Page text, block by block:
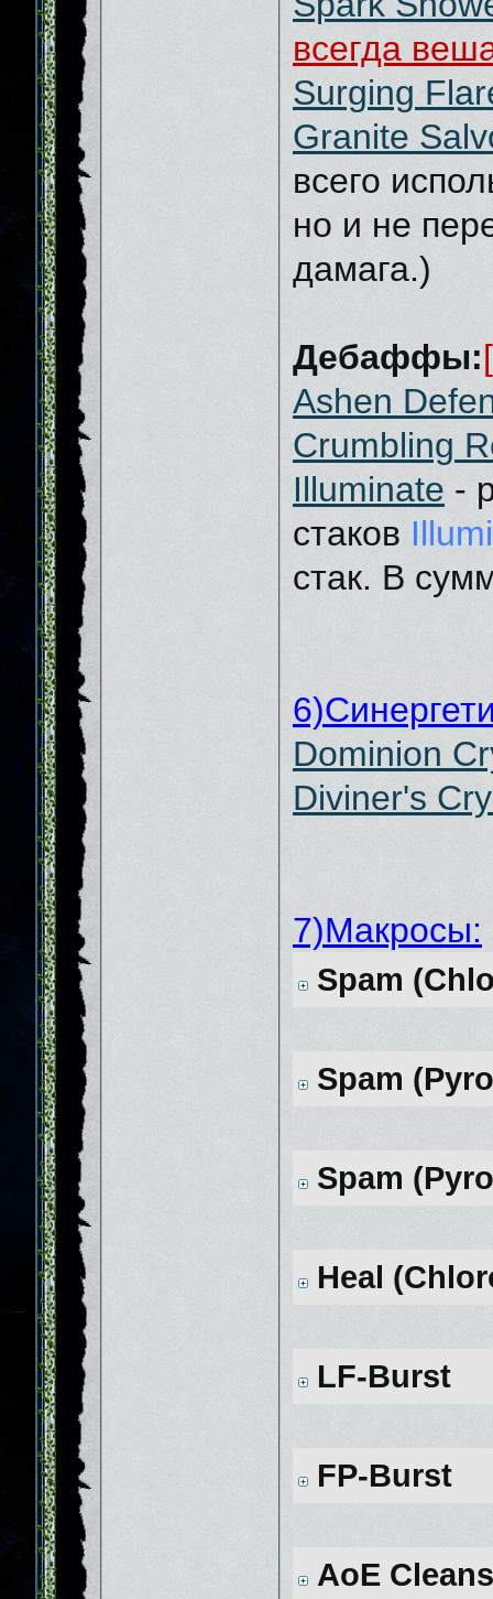
всегда
Surging
Granite
всего
но и не
дамага.)
Дебаффы:
Ashen
Crumbling
Illuminate -
стаков
стак. В
Dominion
Diviner's
7)Макросы:
Spam
Spam
Spam
Heal
LF-Burst
FP-Burst
AoE